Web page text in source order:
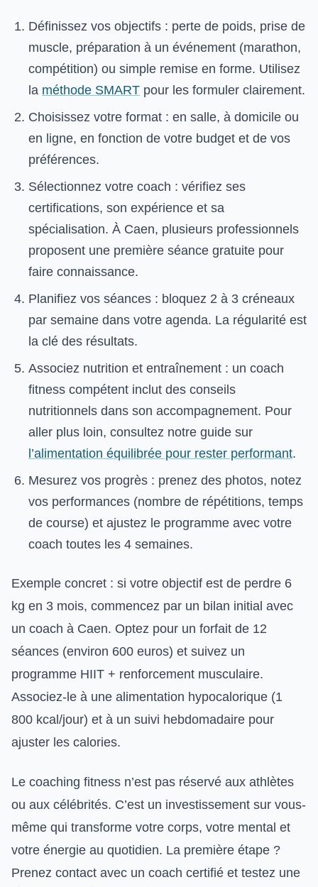
Définissez vos objectifs : perte de poids, prise de
muscle, préparation à un événement (marathon,
compétition) ou simple remise en forme. Utilisez
la méthode SMART pour les formuler clairement.
Choisissez votre format : en salle, à domicile ou
en ligne, en fonction de votre budget et de vos
préférences.
Sélectionnez votre coach : vérifiez ses
certifications, son expérience et sa
spécialisation. À Caen, plusieurs professionnels
proposent une première séance gratuite pour
faire connaissance.
Planifiez vos séances : bloquez 2 à 3 créneaux
par semaine dans votre agenda. La régularité est
la clé des résultats.
Associez nutrition et entraînement : un coach
fitness compétent inclut des conseils
nutritionnels dans son accompagnement. Pour
aller plus loin, consultez notre guide sur
l’alimentation équilibrée pour rester performant.
Mesurez vos progrès : prenez des photos, notez
vos performances (nombre de répétitions, temps
de course) et ajustez le programme avec votre
coach toutes les 4 semaines.
Exemple concret : si votre objectif est de perdre 6
kg en 3 mois, commencez par un bilan initial avec
un coach à Caen. Optez pour un forfait de 12
séances (environ 600 euros) et suivez un
programme HIIT + renforcement musculaire.
Associez-le à une alimentation hypocalorique (1
800 kcal/jour) et à un suivi hebdomadaire pour
ajuster les calories.
Le coaching fitness n’est pas réservé aux athlètes
ou aux célébrités. C’est un investissement sur vous-
même qui transforme votre corps, votre mental et
votre énergie au quotidien. La première étape ?
Prenez contact avec un coach certifié et testez une